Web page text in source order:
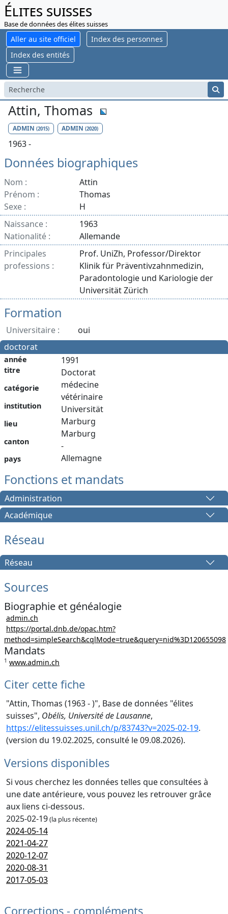
Élites suisses
Base de données des élites suisses
Aller au site officiel
Index des personnes
Index des entités
Attin, Thomas
ADMIN (2015) ADMIN(2020)
1963 -
Données biographiques
Nom :
Attin
Prénom :
Thomas
Sexe :
H
Naissance :
1963
Nationalité :
Allemande
Principales
professions :
Prof. UniZh, Professor/Direktor
Klinik für Präventivzahnmedizin,
Paradontologie und Kariologie der
Universität Zürich
Formation
Universitaire :
oui
doctorat
année
titre
catégorie
institution
lieu
canton
pays
1991
Doctorat
médecine
vétérinaire
Universität
Marburg
Marburg
-
Allemagne
Fonctions et mandats
Administration
Académique
Réseau
Réseau
Sources
Biographie et généalogie
admin.ch
https://portal.dnb.de/opac.htm?
method=simpleSearch&cqlMode=true&query=nid%3D120655098
Mandats
1 www.admin.ch
Citer cette fiche
"Attin, Thomas (1963 - )", Base de données "élites
suisses", Obélis, Université de Lausanne,
https://elitessuisses.unil.ch/p/83743?v=2025-02-19.
(version du 19.02.2025, consulté le 09.08.2026).
Versions disponibles
Si vous cherchez les données telles que consultées à
une date antérieure, vous pouvez les retrouver grâce
aux liens ci-dessous.
2025-02-19(la plus récente)
2024-05-14
2021-04-27
2020-12-07
2020-08-31
2017-05-03
Corrections - compléments